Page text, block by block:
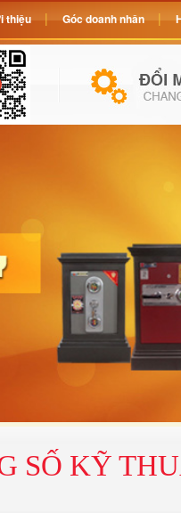
SỐ KỸ
thiệu Góc doanh nhân